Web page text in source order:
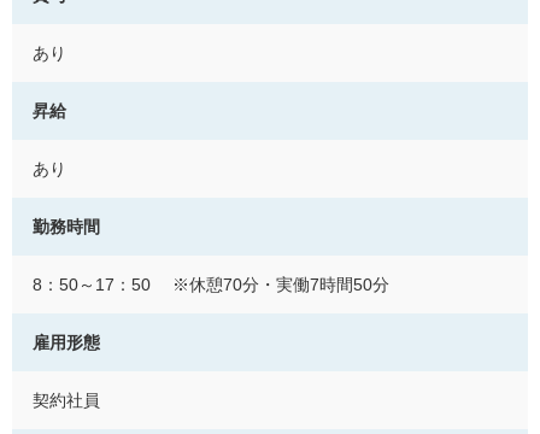
あり
昇給
あり
勤務時間
8：50～17：50 ※休憩70分・実働7時間50分
雇用形態
契約社員